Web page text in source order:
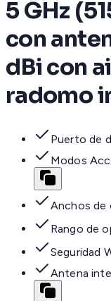
5 GHz
con
dBi con
radomo
Puerto de
Modos
Anchos de
Rango de
Seguridad
Antena